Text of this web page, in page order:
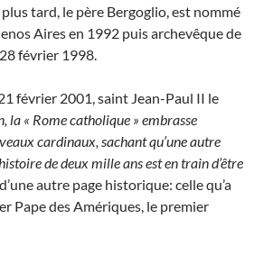
tard, le père Bergoglio, est nommé
Aires en 1992 puis archevêque de
février 1998.
février 2001, saint Jean-Paul II le
la « Rome catholique » embrasse
cardinaux, sachant qu’une autre
de deux mille ans est en train d’être
autre page historique: celle qu’a
Pape des Amériques, le premier